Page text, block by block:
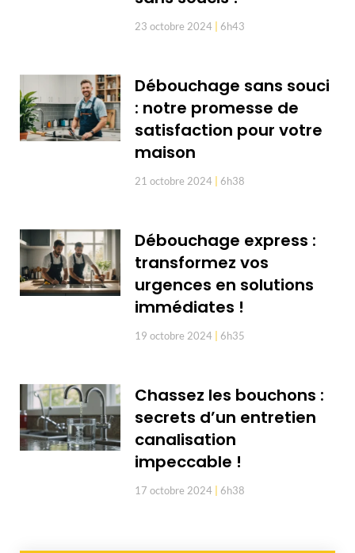
23 octobre 2024 6h43
Débouchage sans souci
: notre promesse de
satisfaction pour votre
maison
21 octobre 2024 6h38
Débouchage express :
transformez vos
urgences en solutions
immédiates !
19 octobre 2024 6h35
Chassez les bouchons :
secrets d’un entretien
canalisation
impeccable !
17 octobre 2024 6h38